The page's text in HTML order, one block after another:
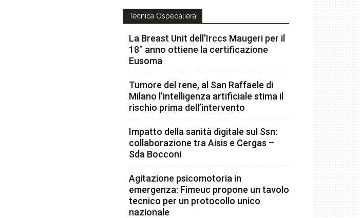
Tecnica Ospedaliera
La Breast Unit dell’Irccs Maugeri per il
18° anno ottiene la certificazione
Eusoma
Tumore del rene, al San Raffaele di
Milano l’intelligenza artificiale stima il
rischio prima dell’intervento
Impatto della sanità digitale sul Ssn:
collaborazione tra Aisis e Cergas –
Sda Bocconi
Agitazione psicomotoria in
emergenza: Fimeuc propone un tavolo
tecnico per un protocollo unico
nazionale